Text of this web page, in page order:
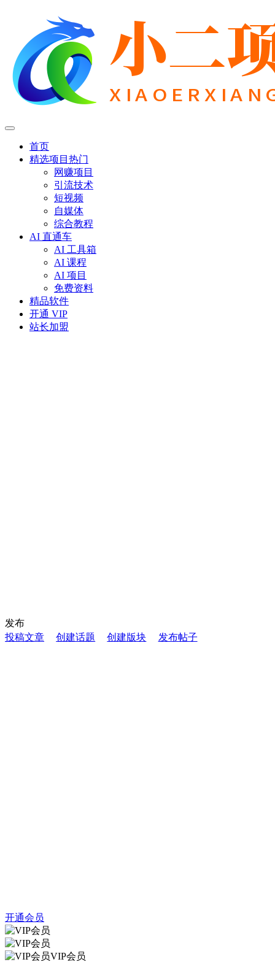
首页
精选项目 热门
网赚项目
引流技术
短视频
自媒体
综合教程
AI 直通车
AI 工具箱
AI 课程
AI 项目
免费资料
精品软件
开通 VIP
站长加盟
发布
投稿文章
创建话题 创建版块 发布帖子
开通会员
VIP会员